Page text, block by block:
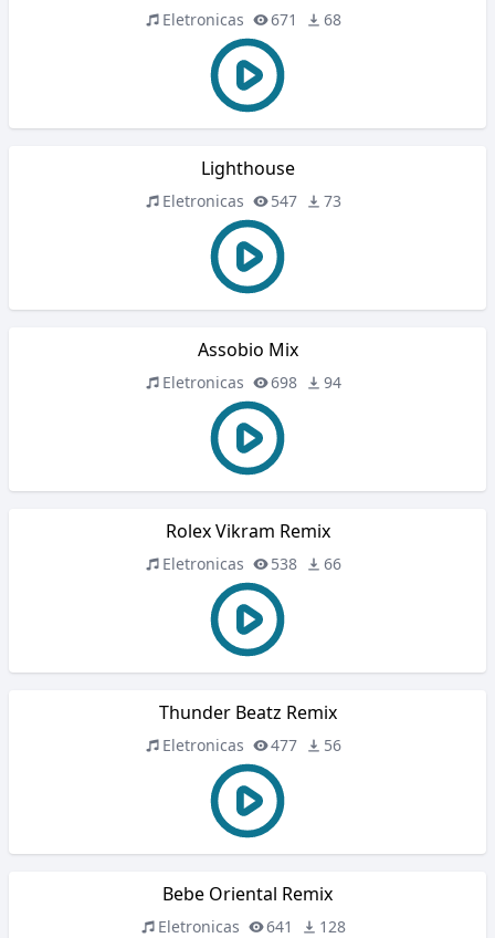
Eletronicas 671 68
Lighthouse
Eletronicas 547 73
Assobio Mix
Eletronicas 698 94
Rolex Vikram Remix
Eletronicas 538 66
Thunder Beatz Remix
Eletronicas 477 56
Bebe Oriental Remix
Eletronicas 641 128